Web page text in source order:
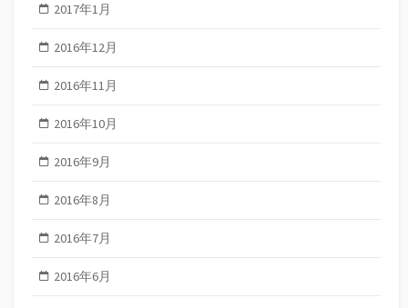
2017年1月
2016年12月
2016年11月
2016年10月
2016年9月
2016年8月
2016年7月
2016年6月